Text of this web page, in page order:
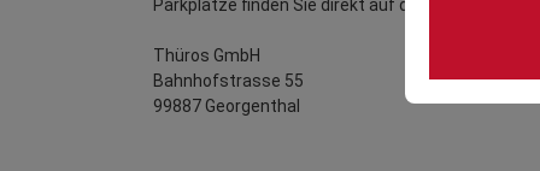
Parkplätze finden Sie direkt auf dem
Thüros GmbH
Bahnhofstrasse 55
99887 Georgenthal